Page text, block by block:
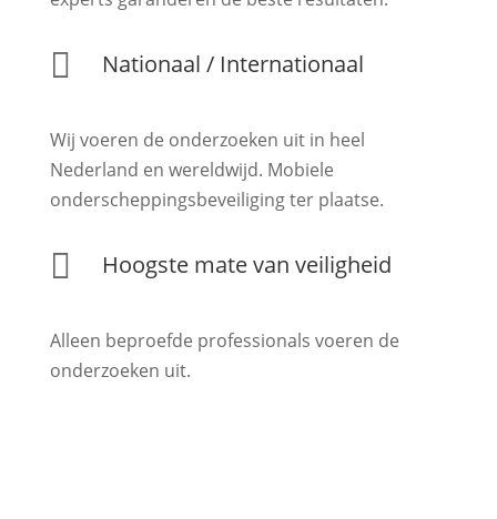
 Nationaal / Internationaal
Wij voeren de onderzoeken uit in heel
Nederland en wereldwijd. Mobiele
onderscheppingsbeveiliging ter plaatse.
 Hoogste mate van veiligheid
Alleen beproefde professionals voeren de
onderzoeken uit.